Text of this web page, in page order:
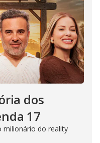
dos
17
milionário do reality